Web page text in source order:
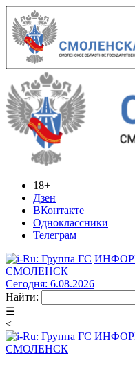
18+
Дзен
ВКонтакте
Одноклассники
Телеграм
СМОЛЕНСК
Сегодня: 6.08.2026
Найти:
☰
<
СМОЛЕНСК